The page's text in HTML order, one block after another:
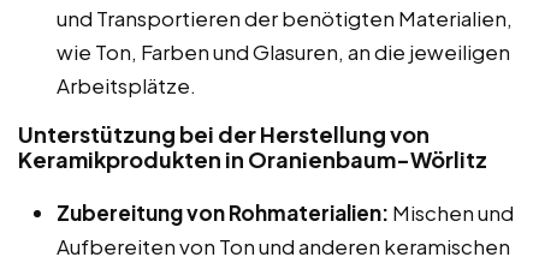
und Transportieren der benötigten Materialien,
wie Ton, Farben und Glasuren, an die jeweiligen
Arbeitsplätze.
Unterstützung bei der Herstellung von
Keramikprodukten in Oranienbaum-Wörlitz
Zubereitung von Rohmaterialien: Mischen und
Aufbereiten von Ton und anderen keramischen